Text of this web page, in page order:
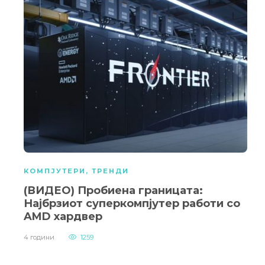
КОМПЈУТЕРИ , ТРЕНДИ
(ВИДЕО) Пробиена границата:
Најбрзиот суперкомпјутер работи со
AMD хардвер
4 години 1259